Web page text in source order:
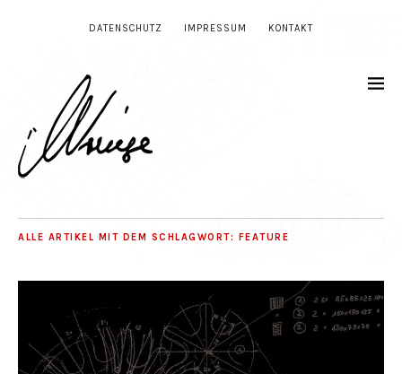
DATENSCHUTZ IMPRESSUM KONTAKT
ALLE ARTIKEL MIT DEM SCHLAGWORT: FEATURE